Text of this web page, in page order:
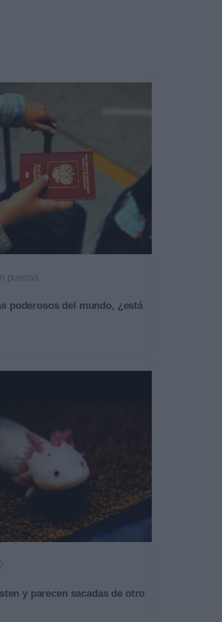
puertas
poderosos del mundo, ¿está
y parecen sacadas de otro